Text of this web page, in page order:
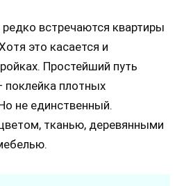
встречаются квартиры
это касается и
Простейший путь
плотных
не единственный.
тканью, деревянными